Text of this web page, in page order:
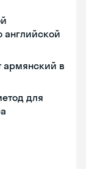
английской
армянский в
для